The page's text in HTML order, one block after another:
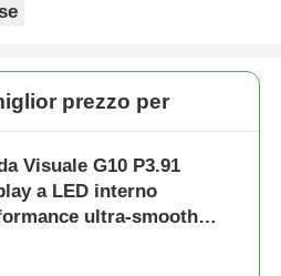
prezzo per
Visuale G10 P3.91
a LED interno
ultra-smooth